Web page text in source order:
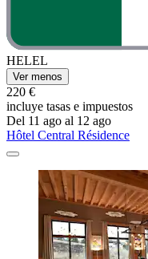
HELEL
Ver menos
220 €
incluye tasas e impuestos
Del 11 ago al 12 ago
Hôtel Central Résidence